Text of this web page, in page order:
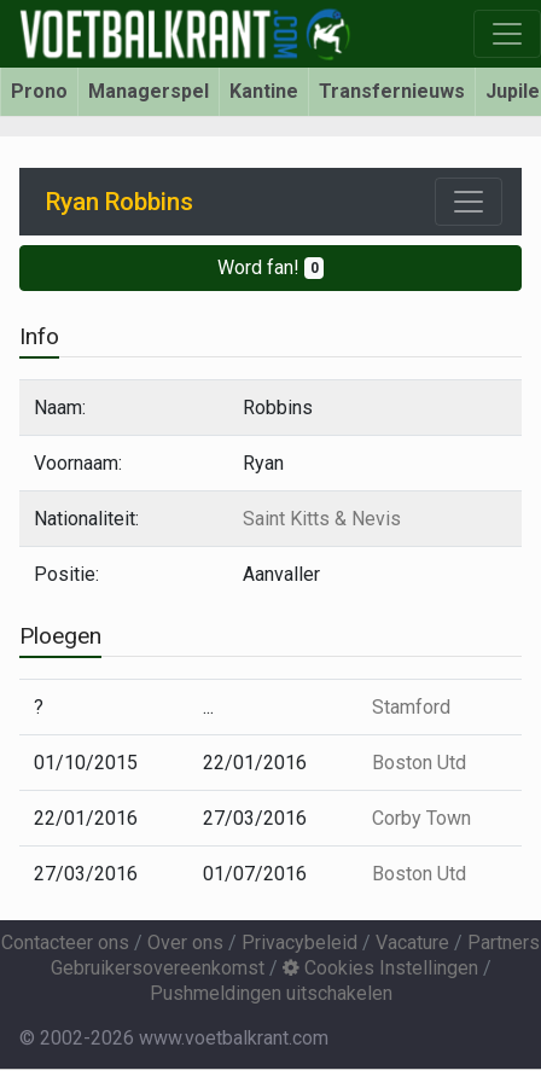
Prono Managerspel Kantine Transfernieuws
Ryan Robbins
Word fan! 0
Info
Naam: Robbins
Voornaam: Ryan
Nationaliteit: Saint Kitts & Nevis
Positie: Aanvaller
Ploegen
? ... Stamford
01/10/2015 22/01/2016 Boston Utd
22/01/2016 27/03/2016 Corby Town
27/03/2016 01/07/2016 Boston Utd
Contacteer ons / Over ons / Privacybeleid / Vacature / Partners
Gebruikersovereenkomst/ Cookies Instellingen /
Pushmeldingen uitschakelen
© 2002-2026 www.voetbalkrant.com